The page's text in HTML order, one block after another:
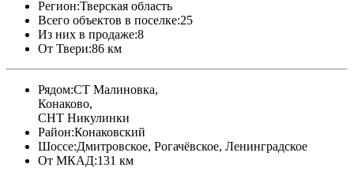
Регион:Тверская область
Всего объектов в поселке:25
Из них в продаже:8
От Твери:86 км
Рядом:СТ Малиновка,
Конаково,
СНТ Никулинки
Район:Конаковский
Шоссе:Дмитровское, Рогачёвское, Ленинградское
От МКАД:131 км